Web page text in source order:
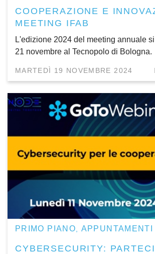
COOPERAZIONE E
MEETING IFAB
L'edizione 2024 del meeting annuale
21 novembre al Tecnopolo di Bologna.
MARTEDÌ 19 NOVEMBRE 2024
PRIMO PIANO, APPUNTAMENTI
CYBERSECURITY: